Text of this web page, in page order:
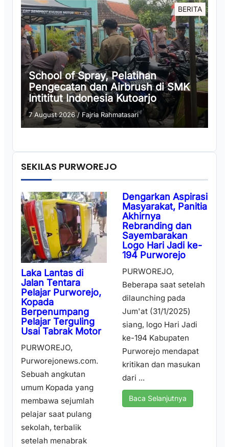
BERITA
School of Spray, Pelatihan
Pengecatan dan Airbrush di SMK
Intititut Indonesia Kutoarjo
7 August 2026/ Fajria Rahmatasari
SEKILAS PURWOREJO
Laka Lantas di
Jalan Tentara
Pelajar Purworejo,
Kopada
Berpenumpang
Pelajar Terguling
Usai Tabrak Motor
PURWOREJO,
Purworejonews.com.
Sebuah angkutan
umum Kopada yang
membawa sejumlah
pelajar saat pulang
sekolah, terbalik
setelah menabrak
Dengarkan Aspirasi
Masyarakat, Panitia
Akhirnya
Rebranding dan
Sayembarakan
Logo Hari Jadi ke-
194 Purworejo
PURWOREJO,
Beberapa saat setelah
dilaunching pada
Jum'at (31/1/2025)
siang, logo Hari Jadi
ke-194 Kabupaten
Purworejo mendapat
kritikan dan masukan
dari ...
Baca Selanjutnya